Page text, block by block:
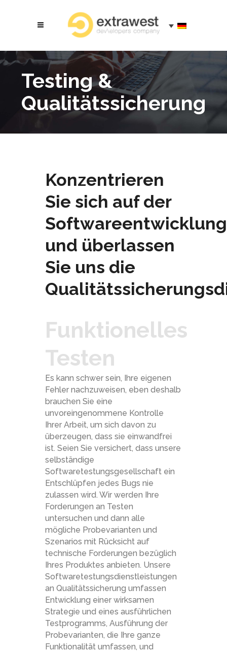
Testing &
Qualitätssicherung
Konzentrieren
Sie sich auf der
Softwareentwicklung
und überlassen
Sie uns die
Funktionelles
Testen
Es kann schwer sein, Ihre eigenen
Fehler nachzuweisen, eben deshalb
brauchen Sie eine
unvoreingenommene Kontrolle
Ihrer Arbeit, um sich davon zu
überzeugen, dass sie einwandfrei
ist. Seien Sie versichert, dass unsere
selbständige
Softwaretestungsgesellschaft ein
Entschlüpfen jedes Bugs nie
zulassen wird. Wir werden Ihre
Forderungen an Testen
untersuchen und dann alle
mögliche Probevarianten und
Szenarios mit Rücksicht auf
technische Forderungen bezüglich
Ihres Produktes anbieten. Unsere
Softwaretestungsdienstleistungen
an Qualitätssicherung umfassen
Entwicklung einer wirksamen
Strategie und eines ausführlichen
Testprogramms, Ausführung der
Probevarianten, die Ihre ganze
Funktionalität umfassen, und